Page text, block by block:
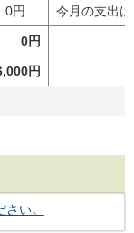
今月の支出
0円
円
い。